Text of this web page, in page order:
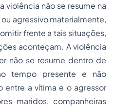
violência não se resume na
agressivo materialmente,
frente a tais situações,
aconteçam. A violência
não se resume dentro de
tempo presente e não
entre a vítima e o agressor
maridos, companheiras